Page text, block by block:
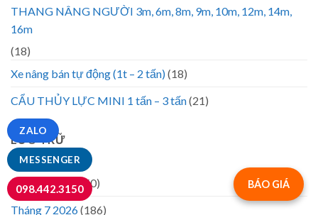
THANG NÂNG NGƯỜI 3m, 6m, 8m, 9m, 10m, 12m, 14m,
16m
(18)
Xe nâng bán tự động (1t – 2 tấn)(18)
CẨU THỦY LỰC MINI 1 tấn – 3 tấn(21)
LƯU TRỮ
Tháng 8 2026(50)
Tháng 7 2026(186)
BÁO GIÁ
MESSENGER
ZALO
098.442.3150